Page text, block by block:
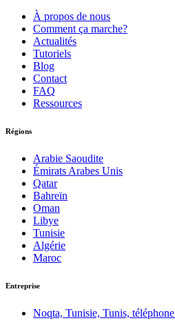
À propos de nous
Comment ça marche?
Actualités
Tutoriels
Blog
Contact
FAQ
Ressources
Régions
Arabie Saoudite
Émirats Arabes Unis
Qatar
Bahreïn
Oman
Libye
Tunisie
Algérie
Maroc
Entreprise
Noqta, Tunisie, Tunis, téléphone